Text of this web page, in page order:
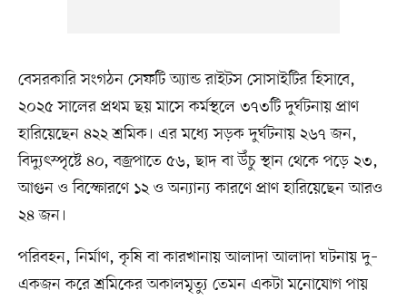
বেসরকারি সংগঠন সেফটি অ্যান্ড রাইটস সোসাইটির হিসাবে,
২০২৫ সালের প্রথম ছয় মাসে কর্মস্থলে ৩৭৩টি দুর্ঘটনায় প্রাণ
হারিয়েছেন ৪২২ শ্রমিক। এর মধ্যে সড়ক দুর্ঘটনায় ২৬৭ জন,
বিদ্যুৎস্পৃষ্টে ৪০, বজ্রপাতে ৫৬, ছাদ বা উঁচু স্থান থেকে পড়ে ২৩,
আগুন ও বিস্ফোরণে ১২ ও অন্যান্য কারণে প্রাণ হারিয়েছেন আরও
২৪ জন।
পরিবহন, নির্মাণ, কৃষি বা কারখানায় আলাদা আলাদা ঘটনায় দু–
একজন করে শ্রমিকের অকালমৃত্যু তেমন একটা মনোযোগ পায়